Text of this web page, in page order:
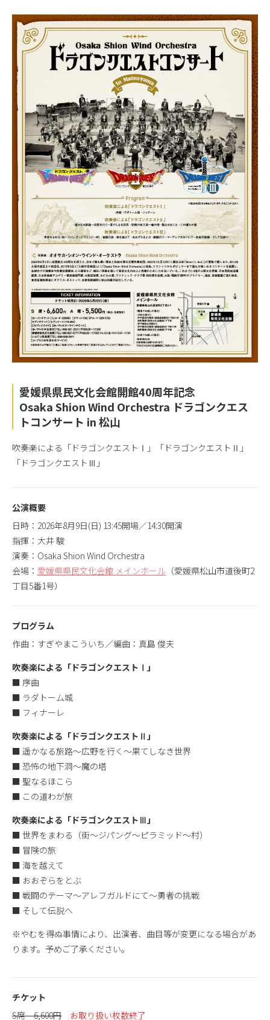
愛媛県県民文化会館開館40周年記念
Osaka Shion Wind Orchestra ドラゴンクエス
トコンサート in 松山
吹奏楽による「ドラゴンクエストⅠ」「ドラゴンクエストⅡ」
「ドラゴンクエストⅢ」
公演概要
日時：2026年8月9日(日) 13:45開場／14:30開演
指揮：大井 駿
演奏：Osaka Shion Wind Orchestra
会場： 愛媛県県民文化会館 メインホール （愛媛県松山市道後町2
丁目5番1号）
プログラム
作曲：すぎやまこういち／編曲：真島 俊夫
吹奏楽による「ドラゴンクエストⅠ」
■ 序曲
■ ラダトーム城
■ フィナーレ
吹奏楽による「ドラゴンクエストⅡ」
■ 遥かなる旅路～広野を行く～果てしなき世界
■ 恐怖の地下洞～魔の塔
■ 聖なるほこら
■ この道わが旅
吹奏楽による「ドラゴンクエストⅢ」
■ 世界をまわる（街～ジパング～ピラミッド～村）
■ 冒険の旅
■ 海を越えて
■ おおぞらをとぶ
■ 戦闘のテーマ～アレフガルドにて～勇者の挑戦
■ そして伝説へ
※やむを得ぬ事情により、出演者、曲目等が変更になる場合があ
ります。予めご了承ください。
チケット
S席 6,600円
お取り扱い枚数終了